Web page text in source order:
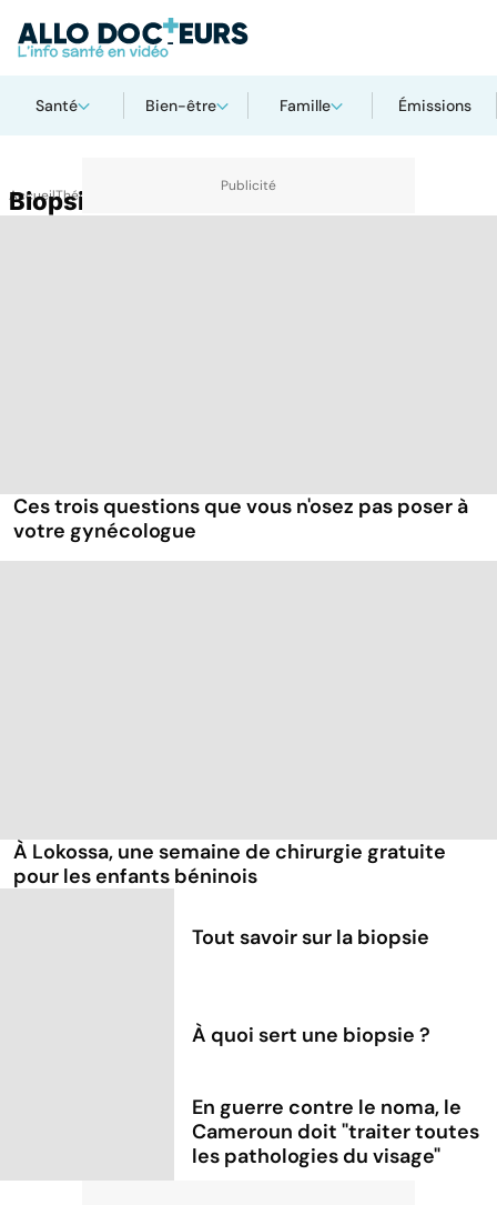
Santé Bien-être Famille Émissions
AccueilThématiques
Biopsie
Ces trois questions que vous n'osez pas poser à
votre gynécologue
À Lokossa, une semaine de chirurgie gratuite
pour les enfants béninois
Tout savoir sur la biopsie
À quoi sert une biopsie ?
En guerre contre le noma, le
Cameroun doit "traiter toutes
les pathologies du visage"